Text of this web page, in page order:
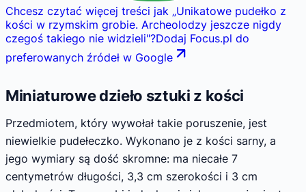
Chcesz czytać więcej treści jak „Unikatowe pudełko z
kości w rzymskim grobie. Archeolodzy jeszcze nigdy
czegoś takiego nie widzieli"?Dodaj Focus.pl do
preferowanych źródeł w Google
Miniaturowe dzieło sztuki z kości
Przedmiotem, który wywołał takie poruszenie, jest
niewielkie pudełeczko. Wykonano je z kości sarny, a
jego wymiary są dość skromne: ma niecałe 7
centymetrów długości, 3,3 cm szerokości i 3 cm